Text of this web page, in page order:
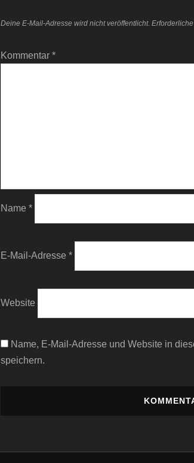
Deine E-Mail-Adresse wird nicht veröffentlicht.
Kommentar*
Name*
E-Mail-Adresse*
Website
Name, E-Mail-Adresse und Website in
speichern.